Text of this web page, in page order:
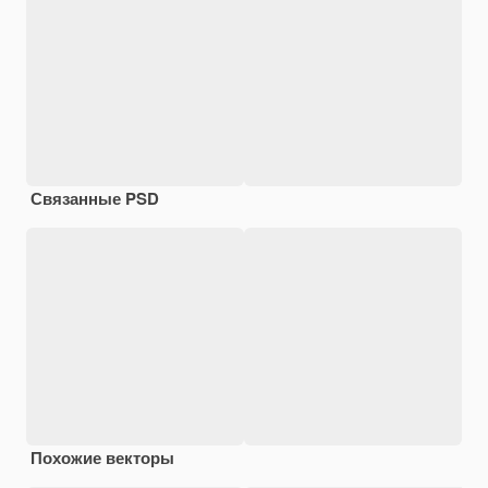
Связанные PSD
Похожие векторы